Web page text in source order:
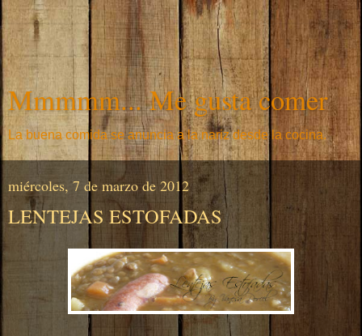
Mmmmm... Me gusta comer
La buena comida se anuncia a la nariz desde la cocina.
miércoles, 7 de marzo de 2012
LENTEJAS ESTOFADAS